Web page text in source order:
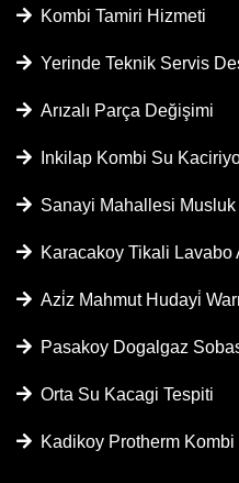
Kombi Tamiri Hizmeti
Yerinde Teknik Servis
Arızalı Parça Değişimi
Inkilap Kombi Su
Sanayi Mahallesi Musluk
Karacakoy Tikali Lavabo
Azi̇z Mahmut Hudayi̇
Pasakoy Dogalgaz
Orta Su Kacagi Tespiti
Kadikoy Protherm Kombi